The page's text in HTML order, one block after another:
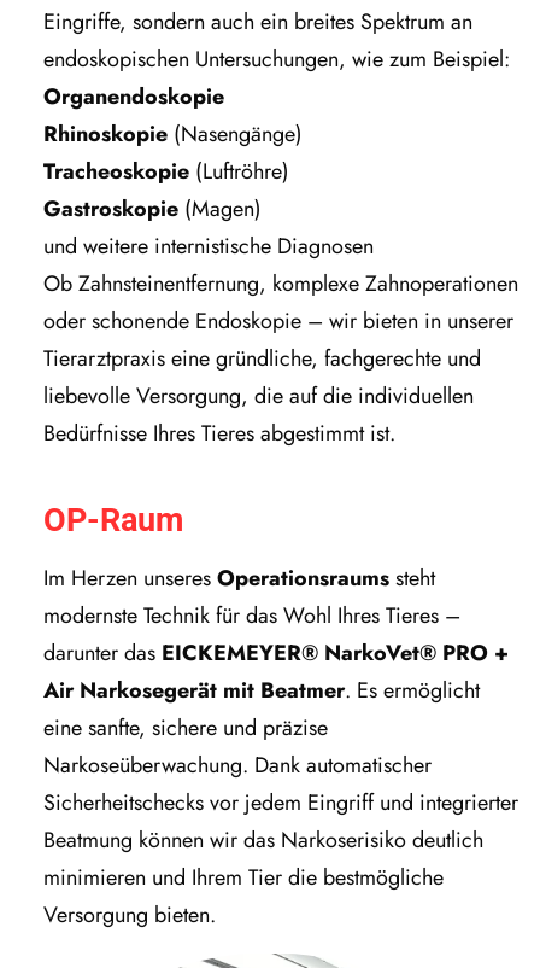
Eingriffe, sondern auch ein breites Spektrum an
endoskopischen Untersuchungen, wie zum Beispiel:
Organendoskopie
Rhinoskopie (Nasengänge)
Tracheoskopie (Luftröhre)
Gastroskopie (Magen)
und weitere internistische Diagnosen
Ob Zahnsteinentfernung, komplexe Zahnoperationen
oder schonende Endoskopie – wir bieten in unserer
Tierarztpraxis eine gründliche, fachgerechte und
liebevolle Versorgung, die auf die individuellen
Bedürfnisse Ihres Tieres abgestimmt ist.
OP-Raum
Im Herzen unseresOperationsraumssteht
modernste Technik für das Wohl Ihres Tieres –
darunter das EICKEMEYER® NarkoVet® PRO +
Air Narkosegerät mit Beatmer. Es ermöglicht
eine sanfte, sichere und präzise
Narkoseüberwachung. Dank automatischer
Sicherheitschecks vor jedem Eingriff und integrierter
Beatmung können wir das Narkoserisiko deutlich
minimieren und Ihrem Tier die bestmögliche
Versorgung bieten.